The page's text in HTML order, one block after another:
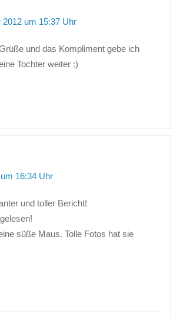
2012 um 15:37 Uhr
und das Kompliment gebe ich
Tochter weiter :)
16:34 Uhr
und toller Bericht!
süße Maus. Tolle Fotos hat sie